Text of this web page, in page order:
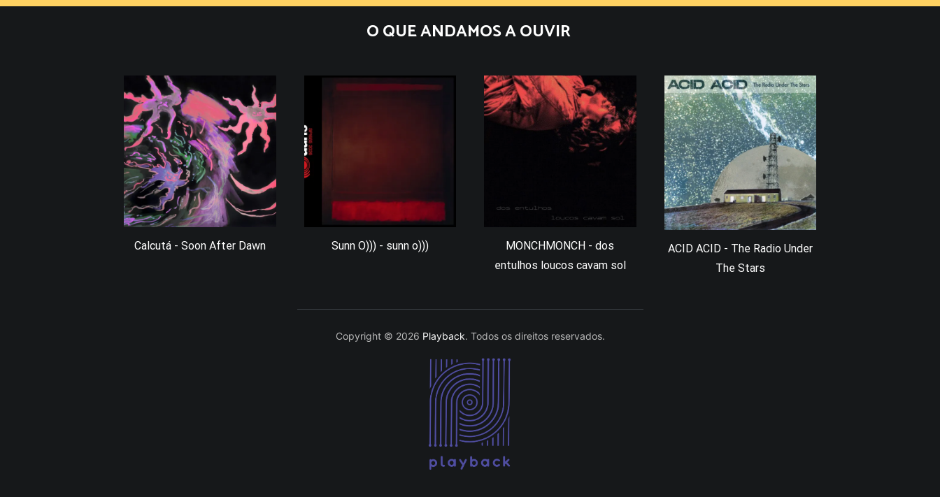
O QUE ANDAMOS A OUVIR
Calcutá - Soon After Dawn Sunn O))) - sunn o)))
MONCHMONCH - dos
entulhos loucos cavam sol
ACID ACID - The Radio Under
The Stars
Copyright © 2026 Playback. Todos os direitos reservados.